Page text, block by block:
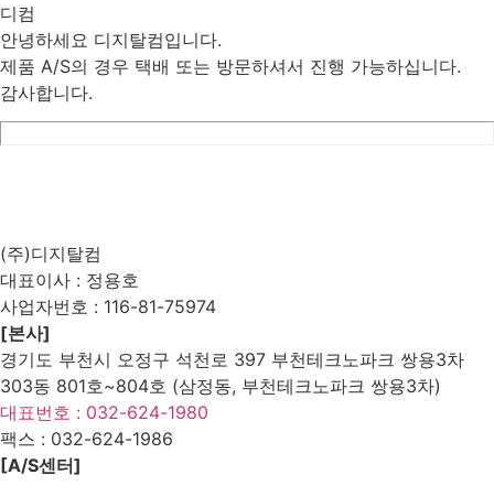
디컴
안녕하세요 디지탈컴입니다.
제품 A/S의 경우 택배 또는 방문하셔서 진행 가능하십니다.
감사합니다.
(주)디지탈컴
대표이사 : 정용호
사업자번호 : 116-81-75974
[본사]
경기도 부천시 오정구 석천로 397 부천테크노파크 쌍용3차
303동 801호~804호 (삼정동, 부천테크노파크 쌍용3차)
대표번호 : 032-624-1980
팩스 : 032-624-1986
[A/S센터]